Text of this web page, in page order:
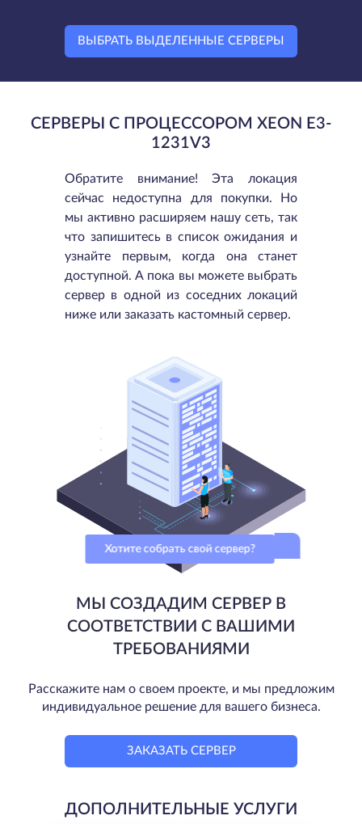
ВЫБРАТЬ ВЫДЕЛЕННЫЕ СЕРВЕРЫ
СЕРВЕРЫ С ПРОЦЕССОРОМ XEON E3-
1231V3
Обратите внимание! Эта локация
сейчас недоступна для покупки. Но
мы активно расширяем нашу сеть, так
что запишитесь в список ожидания и
узнайте первым, когда она станет
доступной. А пока вы можете выбрать
сервер в одной из соседних локаций
ниже или заказать кастомный сервер.
Хотите собрать свой сервер?
МЫ СОЗДАДИМ СЕРВЕР В
СООТВЕТСТВИИ С ВАШИМИ
ТРЕБОВАНИЯМИ
Расскажите нам о своем проекте, и мы предложим
индивидуальное решение для вашего бизнеса.
ЗАКАЗАТЬ СЕРВЕР
ДОПОЛНИТЕЛЬНЫЕ УСЛУГИ